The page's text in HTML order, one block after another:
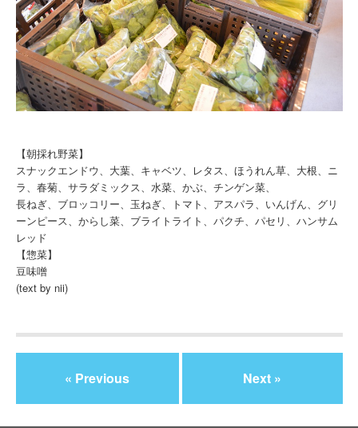
【朝採れ野菜】
スナックエンドウ、大葉、キャベツ、レタス、ほうれん草、大根、ニ
ラ、春菊、サラダミックス、水菜、かぶ、チンゲン菜、
長ねぎ、ブロッコリー、玉ねぎ、トマト、アスパラ、いんげん、グリ
ーンピース、からし菜、ブライトライト、パクチ、パセリ、ハンサム
レッド
【惣菜】
豆味噌
(text by nii)
« Previous Next »